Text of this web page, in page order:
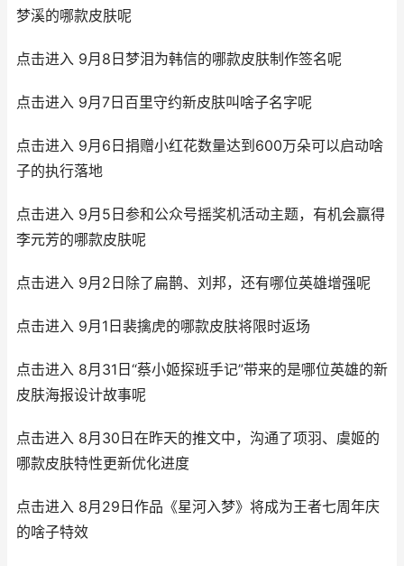
梦溪的哪款皮肤呢
点击进入 9月8日梦泪为韩信的哪款皮肤制作签名呢
点击进入 9月7日百里守约新皮肤叫啥子名字呢
点击进入 9月6日捐赠小红花数量达到600万朵可以启动啥
子的执行落地
点击进入 9月5日参和公众号摇奖机活动主题，有机会赢得
李元芳的哪款皮肤呢
点击进入 9月2日除了扁鹊、刘邦，还有哪位英雄增强呢
点击进入 9月1日裴擒虎的哪款皮肤将限时返场
点击进入 8月31日“蔡小姬探班手记”带来的是哪位英雄的新
皮肤海报设计故事呢
点击进入 8月30日在昨天的推文中，沟通了项羽、虞姬的
哪款皮肤特性更新优化进度
点击进入 8月29日作品《星河入梦》将成为王者七周年庆
的啥子特效